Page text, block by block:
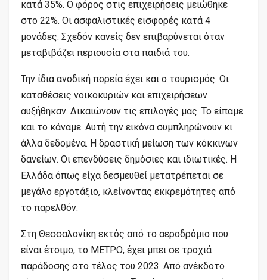
κατά 35%. Ο φόρος στις επιχειρήσεις μειώθηκε
στο 22%. Οι ασφαλιστικές εισφορές κατά 4
μονάδες. Σχεδόν κανείς δεν επιβαρύνεται όταν
μεταβιβάζει περιουσία στα παιδιά του.
Την ίδια ανοδική πορεία έχει και ο τουρισμός. Οι
καταθέσεις νοικοκυριών και επιχειρήσεων
αυξήθηκαν. Δικαιώνουν τις επιλογές μας. Το είπαμε
και το κάναμε. Αυτή την εικόνα συμπληρώνουν κι
άλλα δεδομένα. Η δραστική μείωση των κόκκινων
δανείων. Οι επενδύσεις δημόσιες και ιδιωτικές. Η
Ελλάδα όπως είχα δεσμευθεί μετατρέπεται σε
μεγάλο εργοτάξιο, κλείνοντας εκκρεμότητες από
το παρελθόν.
Στη Θεσσαλονίκη εκτός από το αεροδρόμιο που
είναι έτοιμο, το ΜΕΤΡΟ, έχει μπει σε τροχιά
παράδοσης στο τέλος του 2023. Από ανέκδοτο